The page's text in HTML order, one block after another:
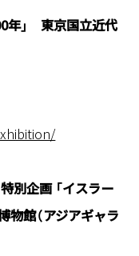
年」 東京国立近代
別企画 「イスラー
物館（アジアギャラ